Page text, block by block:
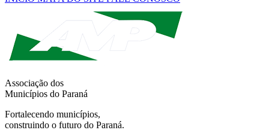
Associação dos
Municípios do Paraná
Fortalecendo municípios,
construindo o futuro do Paraná.